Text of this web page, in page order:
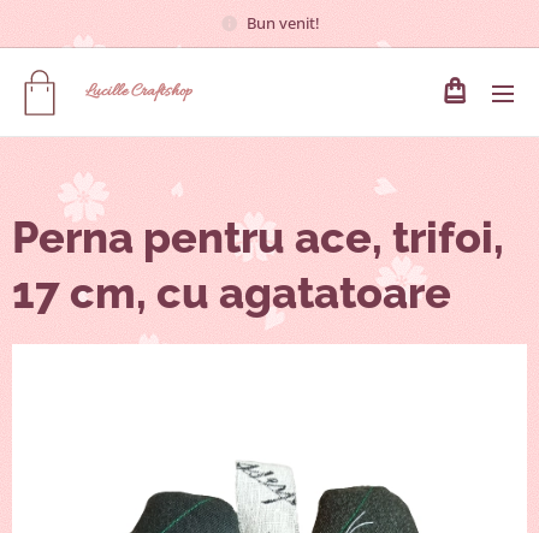
Bun venit!
LucilleCraftshop
Perna pentru ace, trifoi,
17 cm, cu agatatoare